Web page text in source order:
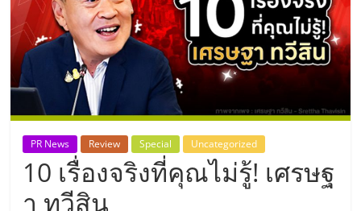
ประเทศไทย,
ThaiSMEsCenter,
รวม
ธุรกิจ
PR News Review Special Uncategorized
10 เรื่องจริงที่คุณไม่รู้! เศรษฐ
า ทวีสิน